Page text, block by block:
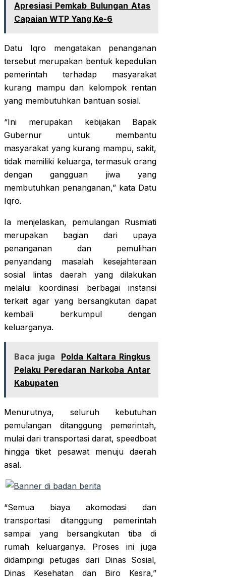
Apresiasi Pemkab Bulungan Atas
Capaian WTP Yang Ke-6
Datu Iqro mengatakan penanganan
tersebut merupakan bentuk kepedulian
pemerintah terhadap masyarakat
kurang mampu dan kelompok rentan
yang membutuhkan bantuan sosial.
“Ini merupakan kebijakan Bapak
Gubernur untuk membantu
masyarakat yang kurang mampu, sakit,
tidak memiliki keluarga, termasuk orang
dengan gangguan jiwa yang
membutuhkan penanganan,” kata Datu
Iqro.
Ia menjelaskan, pemulangan Rusmiati
merupakan bagian dari upaya
penanganan dan pemulihan
penyandang masalah kesejahteraan
sosial lintas daerah yang dilakukan
melalui koordinasi berbagai instansi
terkait agar yang bersangkutan dapat
kembali berkumpul dengan
keluarganya.
Baca juga
Polda Kaltara Ringkus
Pelaku Peredaran Narkoba Antar
Kabupaten
Menurutnya, seluruh kebutuhan
pemulangan ditanggung pemerintah,
mulai dari transportasi darat, speedboat
hingga tiket pesawat menuju daerah
asal.
“Semua biaya akomodasi dan
transportasi ditanggung pemerintah
sampai yang bersangkutan tiba di
rumah keluarganya. Proses ini juga
didampingi petugas dari Dinas Sosial,
Dinas Kesehatan dan Biro Kesra,”